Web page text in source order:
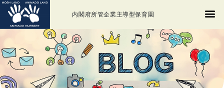
内閣府所管企業主導型保育園